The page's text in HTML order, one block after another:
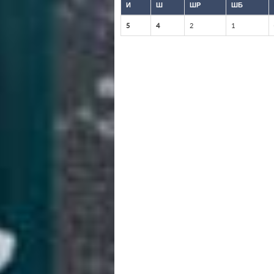
И Ш ШР ШБ
5 4 2 1